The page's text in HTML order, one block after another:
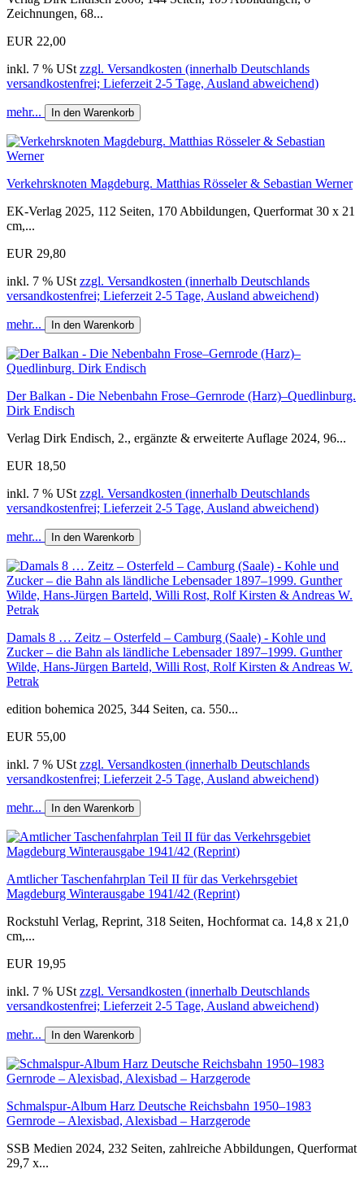
Zeichnungen, 68...
EUR 22,00
inkl. 7 % USt zzgl. Versandkosten (innerhalb Deutschlands
versandkostenfrei; Lieferzeit 2-5 Tage, Ausland abweichend)
mehr... In den Warenkorb
Verkehrsknoten Magdeburg. Matthias Rösseler & Sebastian Werner
EK-Verlag 2025, 112 Seiten, 170 Abbildungen, Querformat 30 x 21
cm,...
EUR 29,80
inkl. 7 % USt zzgl. Versandkosten (innerhalb Deutschlands
versandkostenfrei; Lieferzeit 2-5 Tage, Ausland abweichend)
mehr... In den Warenkorb
Der Balkan - Die Nebenbahn Frose–Gernrode (Harz)–Quedlinburg.
Dirk Endisch
Verlag Dirk Endisch, 2., ergänzte & erweiterte Auflage 2024, 96...
EUR 18,50
inkl. 7 % USt zzgl. Versandkosten (innerhalb Deutschlands
versandkostenfrei; Lieferzeit 2-5 Tage, Ausland abweichend)
mehr... In den Warenkorb
Damals 8 … Zeitz – Osterfeld – Camburg (Saale) - Kohle und
Zucker – die Bahn als ländliche Lebensader 1897–1999. Gunther
Wilde, Hans-Jürgen Barteld, Willi Rost, Rolf Kirsten & Andreas W.
Petrak
edition bohemica 2025, 344 Seiten, ca. 550...
EUR 55,00
inkl. 7 % USt zzgl. Versandkosten (innerhalb Deutschlands
versandkostenfrei; Lieferzeit 2-5 Tage, Ausland abweichend)
mehr... In den Warenkorb
Amtlicher Taschenfahrplan Teil II für das Verkehrsgebiet
Magdeburg Winterausgabe 1941/42 (Reprint)
Rockstuhl Verlag, Reprint, 318 Seiten, Hochformat ca. 14,8 x 21,0
cm,...
EUR 19,95
inkl. 7 % USt zzgl. Versandkosten (innerhalb Deutschlands
versandkostenfrei; Lieferzeit 2-5 Tage, Ausland abweichend)
mehr... In den Warenkorb
Schmalspur-Album Harz Deutsche Reichsbahn 1950–1983
Gernrode – Alexisbad, Alexisbad – Harzgerode
SSB Medien 2024, 232 Seiten, zahlreiche Abbildungen, Querformat
29,7 x...